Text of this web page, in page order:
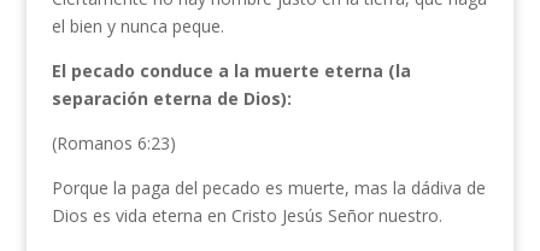
el bien y nunca peque.
El pecado conduce a la muerte eterna (la
separación eterna de Dios):
(Romanos 6:23)
Porque la paga del pecado es muerte, mas la dádiva de
Dios es vida eterna en Cristo Jesús Señor nuestro.